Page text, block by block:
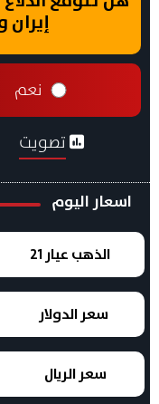
إيران
نعم
تصويت
اسعار اليوم
الذهب عيار 21
سعر الدولار
سعر الريال